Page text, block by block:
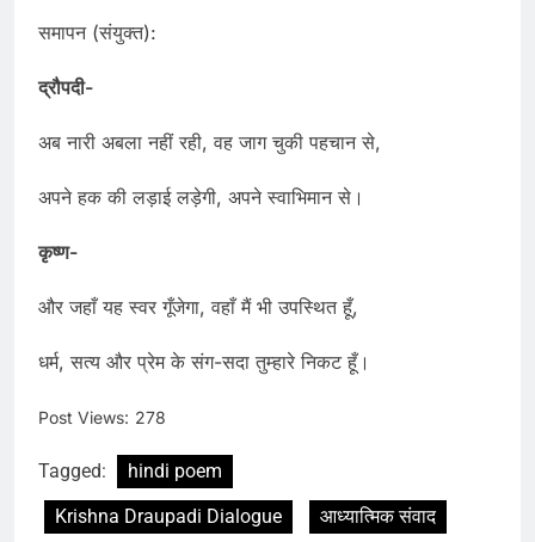
समापन (संयुक्त):
द्रौपदी-
अब नारी अबला नहीं रही, वह जाग चुकी पहचान से,
अपने हक की लड़ाई लड़ेगी, अपने स्वाभिमान से।
कृष्ण-
और जहाँ यह स्वर गूँजेगा, वहाँ मैं भी उपस्थित हूँ,
धर्म, सत्य और प्रेम के संग-सदा तुम्हारे निकट हूँ।
Post Views: 278
Tagged:
hindi poem
Krishna Draupadi Dialogue
आध्यात्मिक संवाद